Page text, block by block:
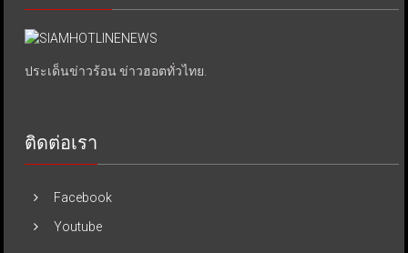
ประเด็นข่าวร้อน ข่าวฮอตทั่วไทย.
ติดต่อเรา
Facebook
Youtube